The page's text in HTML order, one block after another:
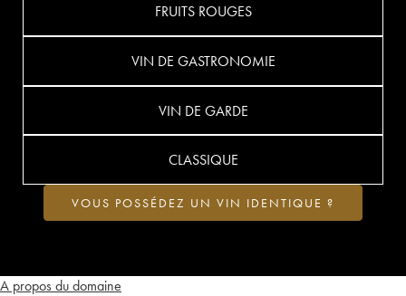
A propos du domaine
FRUITS ROUGES
VIN DE GASTRONOMIE
VIN DE GARDE
CLASSIQUE
VOUS POSSÉDEZ UN VIN IDENTIQUE ?